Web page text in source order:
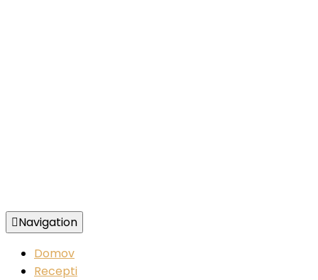
Zdravi veganski recepti
Navigation
Domov
Recepti